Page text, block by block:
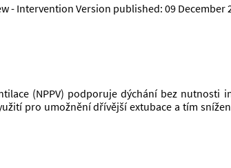
- Intervention Version published: 09 December
(NPPV) podporuje dýchání bez nutnosti
pro umožnění dřívější extubace a tím